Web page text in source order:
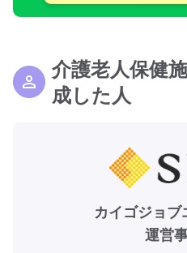
介護老人保健
成した人
カイゴジョブ
運営